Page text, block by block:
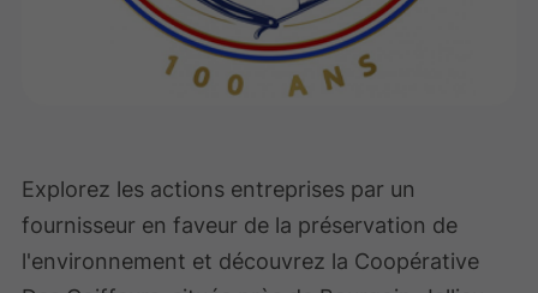
Explorez les actions entreprises par un
fournisseur en faveur de la préservation de
l'environnement et découvrez la Coopérative